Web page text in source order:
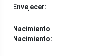
Envejecer:
Nacimiento
Nacimiento: